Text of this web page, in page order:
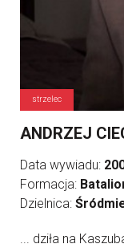
strzelec
ANDRZEJ
Data wywiadu:
Formacja:
Dzielnica:
... dziła na